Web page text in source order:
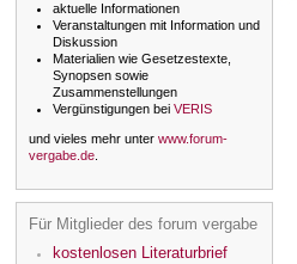
aktuelle Informationen
Veranstaltungen mit Information und
Diskussion
Materialien wie Gesetzestexte,
Synopsen sowie
Zusammenstellungen
Vergünstigungen bei VERIS
und vieles mehr unter www.forum-
vergabe.de
Für Mitglieder des forum vergabe
kostenlosen Literaturbrief